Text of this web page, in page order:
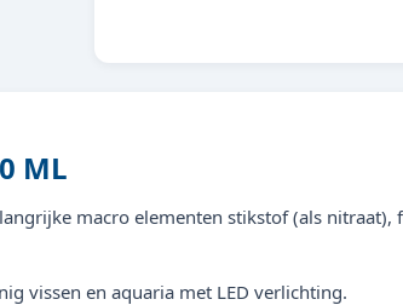
ML
macro elementen stikstof (als
vissen en aquaria met LED verlichting.